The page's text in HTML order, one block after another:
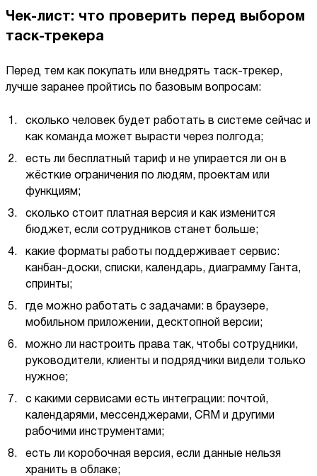
Чек-лист: что проверить перед выбором
таск-трекера
Перед тем как покупать или внедрять таск-трекер,
лучше заранее пройтись по базовым вопросам:
сколько человек будет работать в системе сейчас и
как команда может вырасти через полгода;
есть ли бесплатный тариф и не упирается ли он в
жёсткие ограничения по людям, проектам или
функциям;
сколько стоит платная версия и как изменится
бюджет, если сотрудников станет больше;
какие форматы работы поддерживает сервис:
канбан-доски, списки, календарь, диаграмму Ганта,
спринты;
где можно работать с задачами: в браузере,
мобильном приложении, десктопной версии;
можно ли настроить права так, чтобы сотрудники,
руководители, клиенты и подрядчики видели только
нужное;
с какими сервисами есть интеграции: почтой,
календарями, мессенджерами, CRM и другими
рабочими инструментами;
есть ли коробочная версия, если данные нельзя
хранить в облаке;